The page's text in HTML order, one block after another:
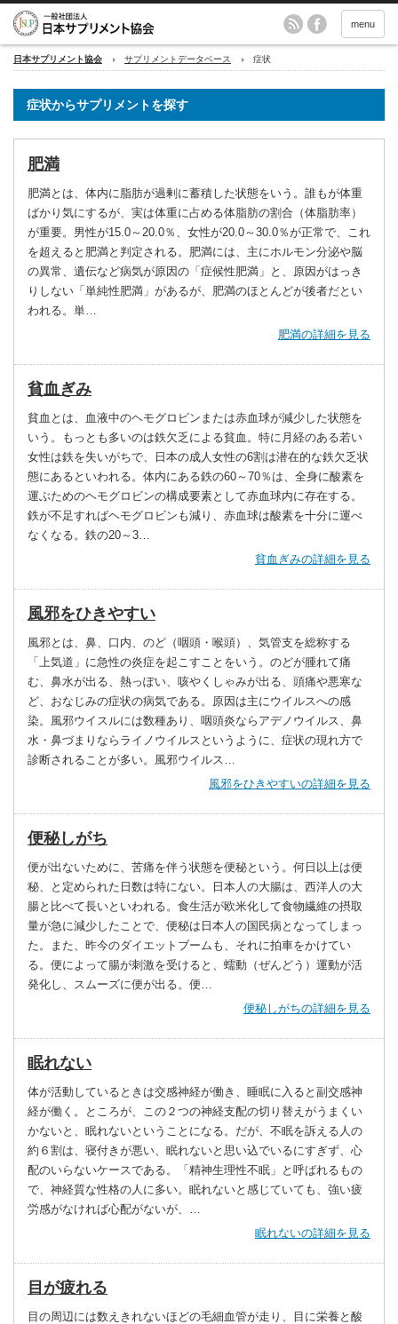
menu
日本サプリメント協会 サプリメントデータベース 症状
症状からサプリメントを探す
肥満
肥満とは、体内に脂肪が過剰に蓄積した状態をいう。誰もが体重
ばかり気にするが、実は体重に占める体脂肪の割合（体脂肪率）
が重要。男性が15.0～20.0％、女性が20.0～30.0％が正常で、これ
を超えると肥満と判定される。肥満には、主にホルモン分泌や脳
の異常、遺伝など病気が原因の「症候性肥満」と、原因がはっき
りしない「単純性肥満」があるが、肥満のほとんどが後者だとい
われる。単…
肥満の詳細を見る
貧血ぎみ
貧血とは、血液中のヘモグロビンまたは赤血球が減少した状態を
いう。もっとも多いのは鉄欠乏による貧血。特に月経のある若い
女性は鉄を失いがちで、日本の成人女性の6割は潜在的な鉄欠乏状
態にあるといわれる。体内にある鉄の60～70％は、全身に酸素を
運ぶためのヘモグロビンの構成要素として赤血球内に存在する。
鉄が不足すればヘモグロビンも減り、赤血球は酸素を十分に運べ
なくなる。鉄の20～3…
貧血ぎみの詳細を見る
風邪をひきやすい
風邪とは、鼻、口内、のど（咽頭・喉頭）、気管支を総称する
「上気道」に急性の炎症を起こすことをいう。のどが腫れて痛
む、鼻水が出る、熱っぽい、咳やくしゃみが出る、頭痛や悪寒な
ど、おなじみの症状の病気である。原因は主にウイルスへの感
染。風邪ウイスルには数種あり、咽頭炎ならアデノウイルス、鼻
水・鼻づまりならライノウイルスというように、症状の現れ方で
診断されることが多い。風邪ウイルス…
風邪をひきやすいの詳細を見る
便秘しがち
便が出ないために、苦痛を伴う状態を便秘という。何日以上は便
秘、と定められた日数は特にない。日本人の大腸は、西洋人の大
腸と比べて長いといわれる。食生活が欧米化して食物繊維の摂取
量が急に減少したことで、便秘は日本人の国民病となってしまっ
た。また、昨今のダイエットブームも、それに拍車をかけてい
る。便によって腸が刺激を受けると、蠕動（ぜんどう）運動が活
発化し、スムーズに便が出る。便…
便秘しがちの詳細を見る
眠れない
体が活動しているときは交感神経が働き、睡眠に入ると副交感神
経が働く。ところが、この２つの神経支配の切り替えがうまくい
かないと、眠れないということになる。だが、不眠を訴える人の
約６割は、寝付きが悪い、眠れないと思い込でいるにすぎず、心
配のいらないケースである。「精神生理性不眠」と呼ばれるもの
で、神経質な性格の人に多い。眠れないと感じていても、強い疲
労感がなければ心配がないが、…
眠れないの詳細を見る
目が疲れる
目の周辺には数えきれないほどの毛細血管が走り、目に栄養と酸